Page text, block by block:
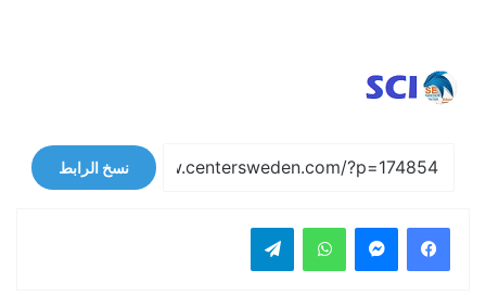
نسخ الرابط
فيسبوك واتساب